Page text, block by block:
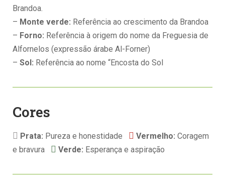
Brandoa.
– Monte verde: Referência ao crescimento da Brandoa
– Forno: Referência à origem do nome da Freguesia de
Alfornelos (expressão árabe Al-Forner)
– Sol: Referência ao nome “Encosta do Sol
Cores
Prata: Pureza e honestidade Vermelho: Coragem
e bravura
Verde: Esperança e aspiração